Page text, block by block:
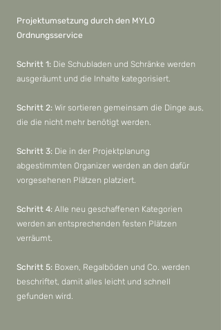
Projektumsetzung durch den MYLO
Ordnungsservice
Schritt 1: Die Schubladen und Schränke werden
ausgeräumt und die Inhalte kategorisiert.
Schritt 2: Wir sortieren gemeinsam die Dinge aus,
die die nicht mehr benötigt werden.
Schritt 3: Die in der Projektplanung
abgestimmten Organizer werden an den dafür
vorgesehenen Plätzen platziert.
Schritt 4: Alle neu geschaffenen Kategorien
werden an entsprechenden festen Plätzen
verräumt.
Schritt 5: Boxen, Regalböden und Co. werden
beschriftet, damit alles leicht und schnell
gefunden wird.